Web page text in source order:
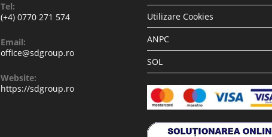
Tel:
(+4) 0770 271 574
Email:
office@sdgroup.ro
Website:
https://sdgroup.ro
Utilizare Cookies
ANPC
SOL